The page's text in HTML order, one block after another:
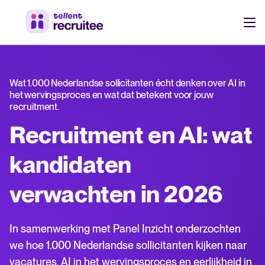
Producten
Werf sneller, werk slimmer samen en neem betere
beslissingen in je recruitmentproces.
Ontdek waarom 7.000+ bedrijven kiezen voor Tellent
Recruitee
Werven & aantrekken
Talent sourcing
Klanten
Resources
Over ons
Product nieuws
Log in op Tellent Recruitee
Wat 1.000 Nederlandse sollicitanten écht denken over AI in
het wervingsproces en wat dat betekent voor jouw
recruitment.
Recruitment en AI: wat
kandidaten
verwachten in 2026
In samenwerking met Panel Inzicht onderzochten
we hoe 1.000 Nederlandse sollicitanten kijken naar
vacatures, AI in het wervingsproces en eerlijkheid in